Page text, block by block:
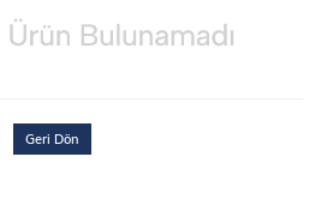
Geri Dön